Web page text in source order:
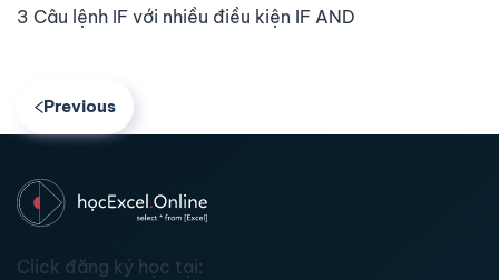
3 Câu lệnh IF với nhiều điều kiện IF AND
Previous
Click đăng ký học tại: